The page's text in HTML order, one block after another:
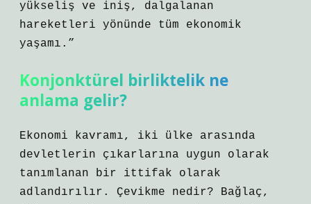
yükseliş ve iniş, dalgalanan
hareketleri yönünde tüm ekonomik
yaşamı.”
Konjonktürel birliktelik ne
anlama gelir?
Ekonomi kavramı, iki ülke arasında
devletlerin çıkarlarına uygun olarak
tanımlanan bir ittifak olarak
adlandırılır. Çevikme nedir? Bağlaç,